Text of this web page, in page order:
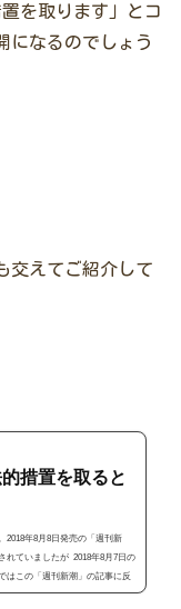
を取ります」とコ
になるのでしょう
交えてご紹介して
措置を取ると
2018年8月8日発売の「週刊新
れていましたが 2018年8月7日の
はこの「週刊新潮」の記事に反
それと太田光さんの裏口入学報